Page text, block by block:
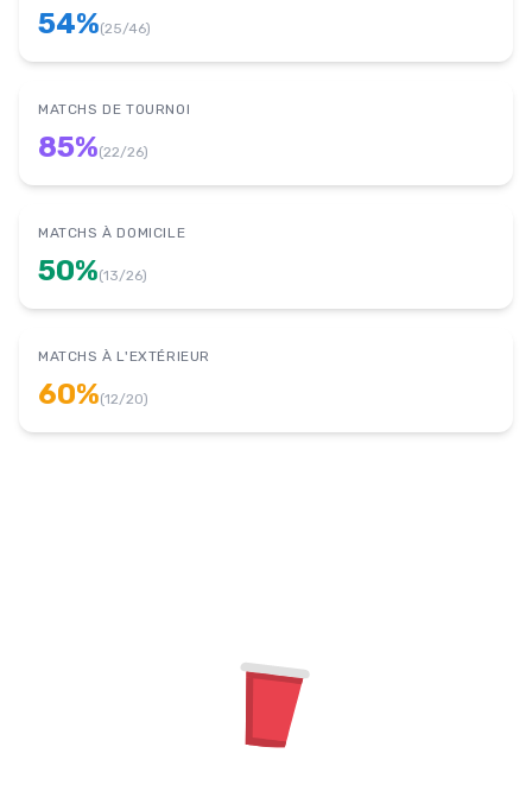
54%(25/46)
MATCHS DE TOURNOI
85%(22/26)
MATCHS À DOMICILE
50%(13/26)
MATCHS À L'EXTÉRIEUR
60%(12/20)